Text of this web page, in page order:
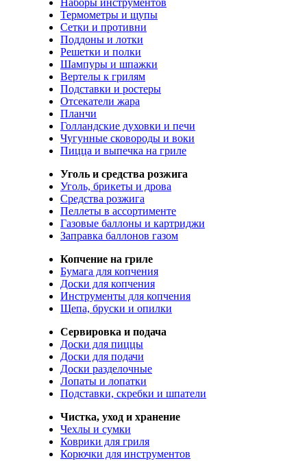
Наборы инструментов
Термометры и щупы
Сетки и противни
Поддоны и лотки
Решетки и полки
Шампуры и шпажки
Вертелы к грилям
Подставки и ростеры
Отсекатели жара
Планчи
Голландские духовки и печи
Чугунные сковороды и воки
Пицца и выпечка на гриле
Уголь и средства розжига
Уголь, брикеты и дрова
Средства розжига
Пеллеты в ассортименте
Газовые баллоны и картриджи
Заправка баллонов газом
Копчение на гриле
Бумага для копчения
Доски для копчения
Инструменты для копчения
Щепа, бруски и опилки
Сервировка и подача
Доски для пиццы
Доски для подачи
Доски разделочные
Лопаты и лопатки
Подставки, скребки и шпатели
Чистка, уход и хранение
Чехлы и сумки
Коврики для гриля
Корючки для инструментов